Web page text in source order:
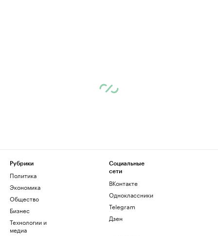
Рубрики
Политика
Экономика
Общество
Бизнес
Технологии и
медиа
Социальные
сети
ВКонтакте
Одноклассники
Telegram
Дзен